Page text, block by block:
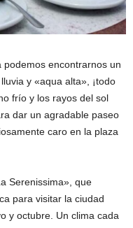
podemos encontrarnos un
y «aqua alta», ¡todo
frío y los rayos del sol
dar un agradable paseo
caro en la plaza
Serenissima», que
para visitar la ciudad
y octubre. Un clima cada